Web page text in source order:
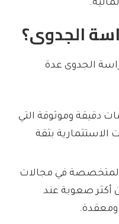
الجدوى؟
الجدوى عدة
دقيقة وموثوقة التي
الاستثمارية بثقة
في مجالات
أكثر صعوبة عند
ومعقدة.